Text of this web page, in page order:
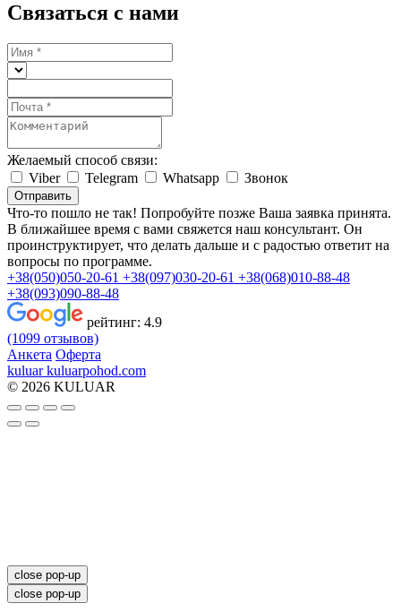
Связаться с нами
Желаемый способ связи:
Viber
Telegram Whatsapp Звонок
Отправить
Что-то пошло не так! Попробуйте позже Ваша заявка принята.
В ближайшее время с вами свяжется наш консультант. Он
проинструктирует, что делать дальше и с радостью ответит на
вопросы по программе.
+38(050)050-20-61 +38(097)030-20-61 +38(068)010-88-48
+38(093)090-88-48
рейтинг: 4.9
(1099 отзывов)
Анкета Оферта
kuluar kuluarpohod.com
© 2026 KULUAR
close pop-up
close pop-up